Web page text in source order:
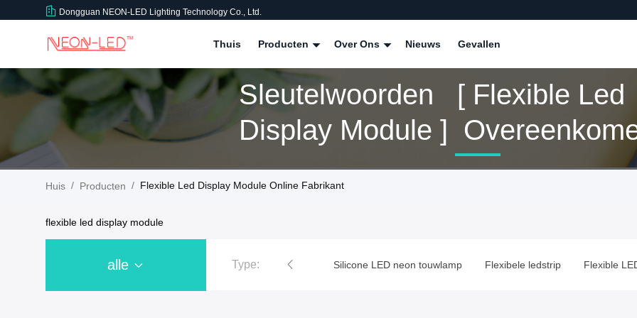
Dongguan NEON-LED Lighting Technology Co., Ltd.
Thuis Producten Over Ons Nieuws Gevallen
Sleutelwoorden [ Flexible Led
Display Module ]
Producten
Huis / Producten / Flexible Led Display Module Online Fabrikant
flexible led display module
alle Type:
IP68 LED-neon Flex Silicone LED neon touwlamp Flexibele ledstrip Flexible